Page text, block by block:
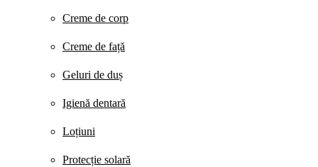
Creme de corp
Creme de față
Geluri de duș
Igienă dentară
Loțiuni
Protecție solară